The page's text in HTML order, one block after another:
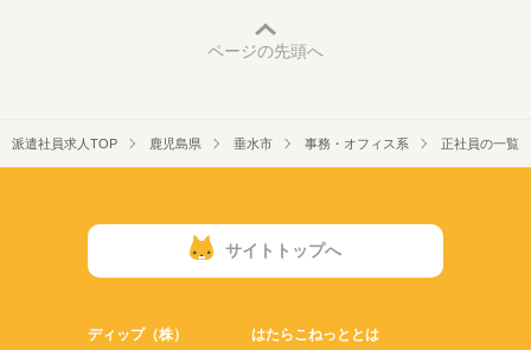
ページの先頭へ
派遣社員求人TOP 鹿児島県 垂水市 事務・オフィス系 正社員の一覧
サイトトップへ
ディップ（株） はたらこねっととは